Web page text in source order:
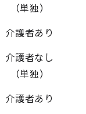
（単独）
介護者あり
介護者なし
（単独）
介護者あり